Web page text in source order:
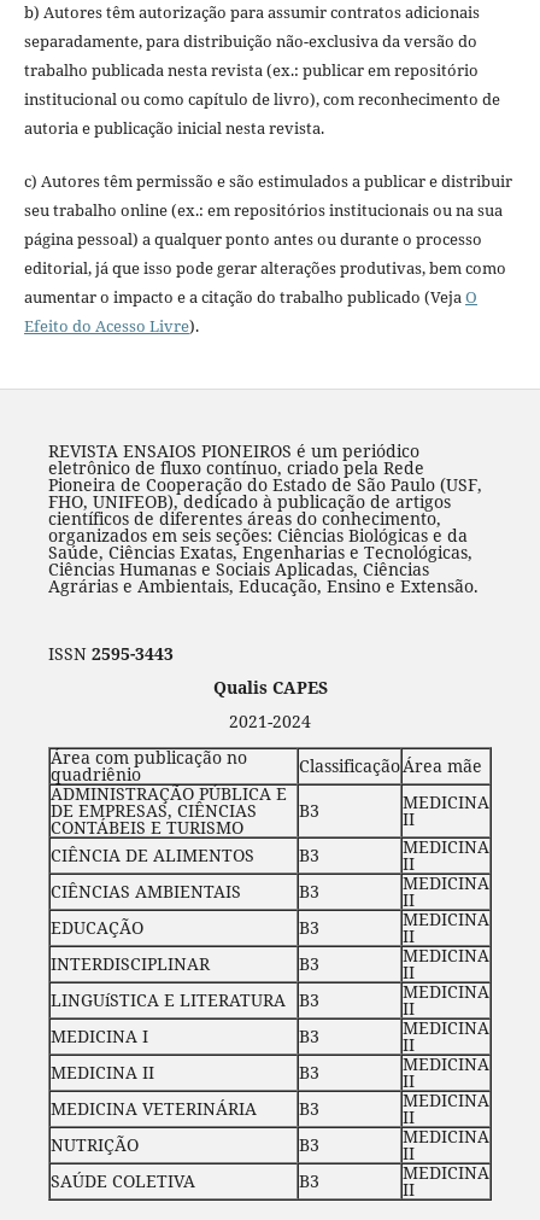
b) Autores têm autorização para assumir contratos adicionais
separadamente, para distribuição não-exclusiva da versão do
trabalho publicada nesta revista (ex.: publicar em repositório
institucional ou como capítulo de livro), com reconhecimento de
autoria e publicação inicial nesta revista.
c) Autores têm permissão e são estimulados a publicar e distribuir
seu trabalho online (ex.: em repositórios institucionais ou na sua
página pessoal) a qualquer ponto antes ou durante o processo
editorial, já que isso pode gerar alterações produtivas, bem como
aumentar o impacto e a citação do trabalho publicado (VejaO
Efeito do Acesso Livre).
REVISTA ENSAIOS PIONEIROS é um periódico
eletrônico de fluxo contínuo, criado pela Rede
Pioneira de Cooperação do Estado de São Paulo (USF,
FHO, UNIFEOB), dedicado à publicação de artigos
científicos de diferentes áreas do conhecimento,
organizados em seis seções: Ciências Biológicas e da
Saúde, Ciências Exatas, Engenharias e Tecnológicas,
Ciências Humanas e Sociais Aplicadas, Ciências
Agrárias e Ambientais, Educação, Ensino e Extensão.
ISSN 2595-3443
Qualis CAPES
2021-2024
Área com publicação no
quadriênio ClassificaçãoÁrea mãe
ADMINISTRAÇÃO PÚBLICA E
DE EMPRESAS, CIÊNCIAS
CONTÁBEIS E TURISMO
B3 MEDICINA
II
CIÊNCIA DE ALIMENTOS
B3 MEDICINA
II
CIÊNCIAS AMBIENTAIS
B3 MEDICINA
II
EDUCAÇÃO
B3 MEDICINA
II
INTERDISCIPLINAR
B3 MEDICINA
II
LINGUíSTICA E LITERATURA B3 MEDICINA
II
MEDICINA I
B3 MEDICINA
II
MEDICINA II
B3 MEDICINA
II
MEDICINA VETERINÁRIA
B3 MEDICINA
II
NUTRIÇÃO
B3 MEDICINA
II
SAÚDE COLETIVA
B3 MEDICINA
II